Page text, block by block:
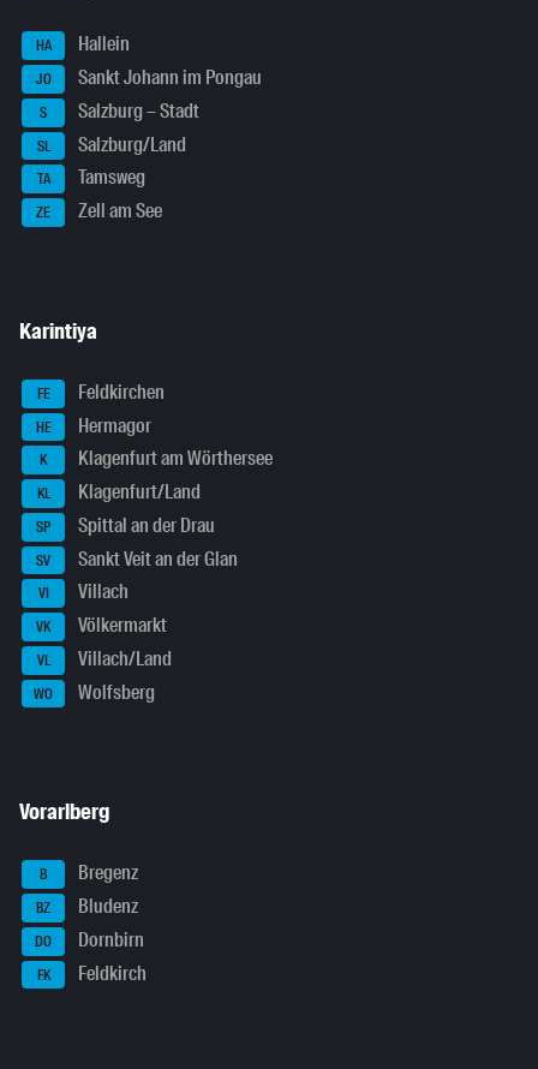
HA Hallein
JO Sankt Johann im Pongau
S Salzburg – Stadt
SL Salzburg/Land
TA Tamsweg
ZE Zell am See
Karintiya
FE Feldkirchen
HE Hermagor
K Klagenfurt am Wörthersee
KL Klagenfurt/Land
SP Spittal an der Drau
SV Sankt Veit an der Glan
VI Villach
VK Völkermarkt
VL Villach/Land
WO Wolfsberg
Vorarlberg
B Bregenz
BZ Bludenz
DO Dornbirn
FK Feldkirch